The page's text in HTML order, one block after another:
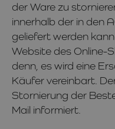
der Ware zu
innerhalb der in den
geliefert werden
Website des Online-
denn, es wird eine
Käufer vereinbart.
Stornierung der
Mail informiert.